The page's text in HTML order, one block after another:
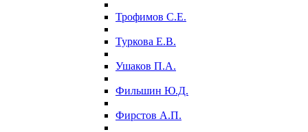
Трофимов С.Е.
Туркова Е.В.
Ушаков П.А.
Фильшин Ю.Д.
Фирстов А.П.